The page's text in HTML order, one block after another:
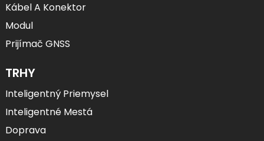
Kábel A Konektor
Modul
Prijímač GNSS
TRHY
Inteligentný Priemysel
Inteligentné Mestá
Doprava